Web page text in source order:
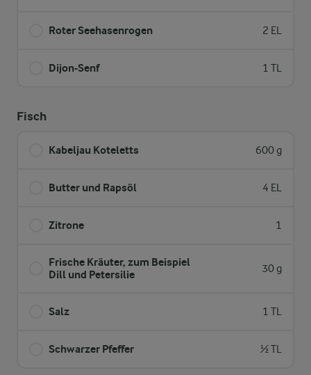
Roter Seehasenrogen 2 EL
Dijon-Senf 1 TL
Fisch
Kabeljau Koteletts 600 g
Butter und Rapsöl 4 EL
Zitrone 1
Frische Kräuter, zum Beispiel
Dill und Petersilie
30 g
Salz 1 TL
Schwarzer Pfeffer ½ TL